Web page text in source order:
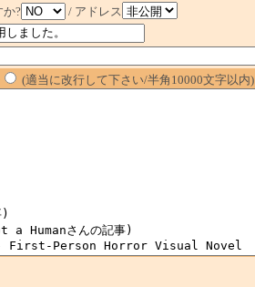
か?
/ アドレス
(適当に改行して下さい/半角10000文字以内)